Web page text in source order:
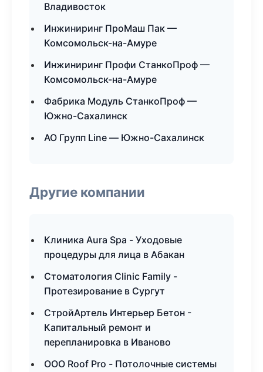
Владивосток
Инжиниринг ПроМаш Пак —
Комсомольск-на-Амуре
Инжиниринг Профи СтанкоПроф —
Комсомольск-на-Амуре
Фабрика Модуль СтанкоПроф —
Южно-Сахалинск
АО Групп Line — Южно-Сахалинск
Другие компании
Клиника Aura Spa - Уходовые
процедуры для лица в Абакан
Стоматология Clinic Family -
Протезирование в Сургут
СтройАртель Интерьер Бетон -
Капитальный ремонт и
перепланировка в Иваново
ООО Roof Pro - Потолочные системы